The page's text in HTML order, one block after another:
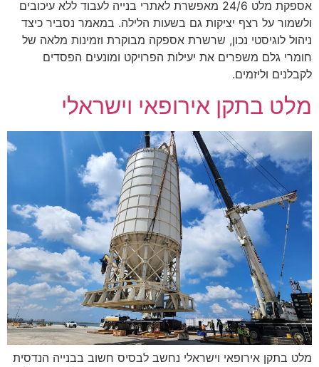
format_underlined הוסף קו תחתון לקישורים
font_download סמן קישורים
לאפס את כל האפשרויות
cached
אספקת מלט 24/6 מאפשרת לאתרי בנייה לעבוד ללא עיכובים
ולשמור על רצף יציקות גם בשעות הלילה. במאמר נסביר כיצד
ניהול לוגיסטי נכון, שרשרת אספקה מבוקרת וזמינות מלאה של
חומרי גלם משפרים את יעילות הפרויקט ומונעים הפסדים
לקבלנים וליזמים.
מלט בתקן אירופאי וישראלי
מלט בתקן אירופאי וישראלי נחשב לבסיס חשוב בבנייה הנדסית